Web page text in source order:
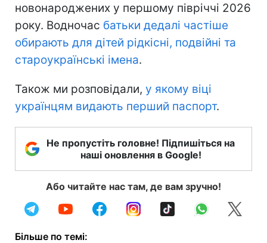
новонароджених у першому півріччі 2026
року. Водночас батьки дедалі частіше
обирають для дітей рідкісні, подвійні та
староукраїнські імена.
Також ми розповідали, у якому віці
українцям видають перший паспорт.
Не пропустіть головне! Підпишіться на
наші оновлення в Google!
Або читайте нас там, де вам зручно!
Більше по темі: